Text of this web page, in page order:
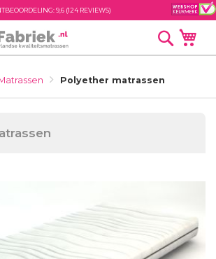
9,6 (124 REVIEWS)
Zoek
Polyether matrassen